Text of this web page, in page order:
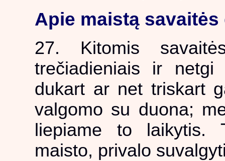
Apie maistą
27. Kitomis
trečiadieniais ir netgi
dukart ar net triskart
valgomo su duona;
liepiame to laikytis.
maisto, privalo